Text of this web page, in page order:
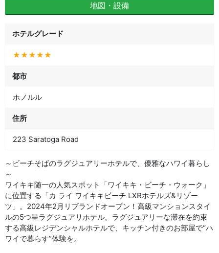
地図・設備
ホテルグレード
★★★★★
都市
ホノルル
住所
223 Saratoga Road
～ビーチそばのラグジュアリーホテルで、優雅なハワイ暮らし
～
ワイキキ随一の人気スポット「ワイキキ・ビーチ・ウォーク」
に位置する「カ ライ ワイキキビーチ LXRホテルズ&リゾー
ツ」。2024年2月リブランドオープン！高級マンションスタイ
ルの5つ星ラグジュアリホテル。ラグジュアリーな滞在を約束
する高級レジデンシャルホテルで、キッチン付きのお部屋で“ハ
ワイで暮らす”体験を。